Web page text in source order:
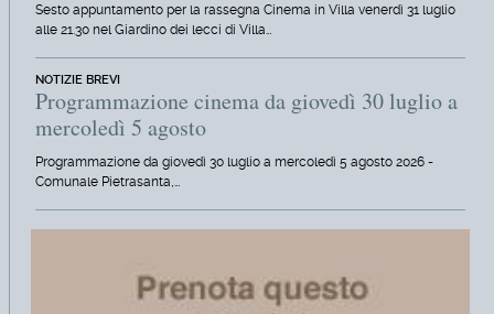
Sesto appuntamento per la rassegna Cinema in Villa venerdì 31 luglio
alle 21.30 nel Giardino dei lecci di Villa…
NOTIZIE BREVI
Programmazione cinema da giovedì 30 luglio a
mercoledì 5 agosto
Programmazione da giovedì 30 luglio a mercoledì 5 agosto 2026 -
Comunale Pietrasanta,…